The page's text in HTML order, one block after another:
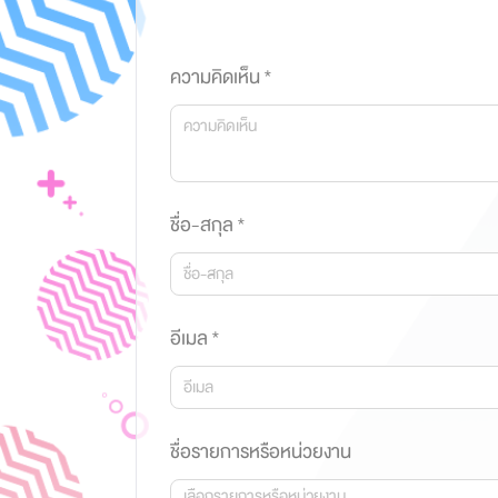
ความคิดเห็น *
ชื่อ-สกุล *
อีเมล *
ชื่อรายการหรือหน่วยงาน